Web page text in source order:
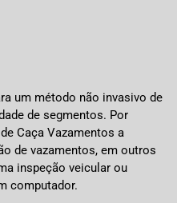
um método não invasivo de
de segmentos. Por
Caça Vazamentos a
de vazamentos, em outros
inspeção veicular ou
computador.